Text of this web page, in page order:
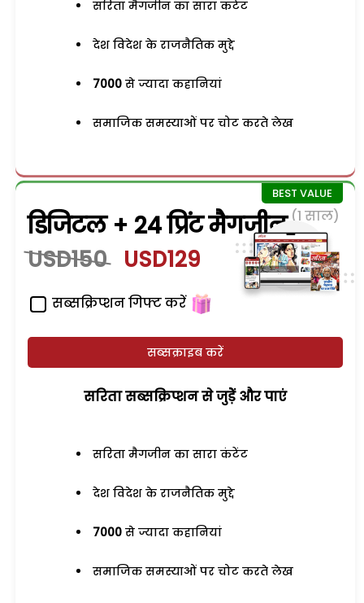
सरिता मैगजीन का सारा कंटेंट
देश विदेश के राजनैतिक मुद्दे
7000 से ज्यादा कहानियां
समाजिक समस्याओं पर चोट करते लेख
डिजिटल + 24 प्रिंट मैगजीन (1 साल)
USD150 USD129
सब्सक्रिप्शन गिफ्ट करें
सब्सक्राइब करें
सरिता सब्सक्रिप्शन से जुड़ेें और पाएं
सरिता मैगजीन का सारा कंटेंट
देश विदेश के राजनैतिक मुद्दे
7000 से ज्यादा कहानियां
समाजिक समस्याओं पर चोट करते लेख